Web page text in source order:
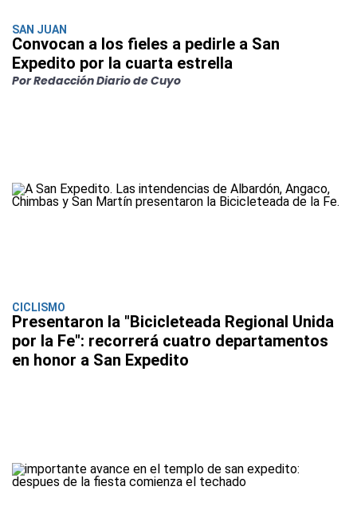
SAN JUAN
Convocan a los fieles a pedirle a San
Expedito por la cuarta estrella
Por Redacción Diario de Cuyo
CICLISMO
Presentaron la "Bicicleteada Regional Unida
por la Fe": recorrerá cuatro departamentos
en honor a San Expedito